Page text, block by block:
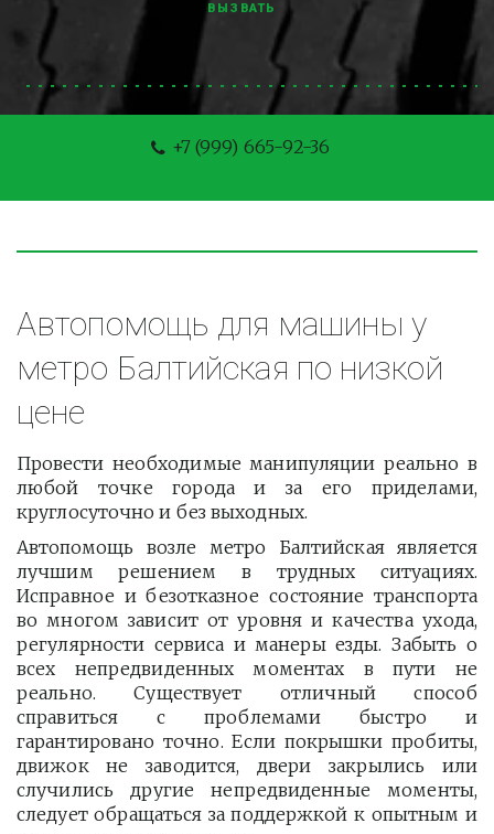
ВЫЗВАТЬ
+7 (999) 665-92-36
Автопомощь для машины у
метро Балтийская по низкой
цене
Провести необходимые манипуляции реально в
любой точке города и за его приделами,
круглосуточно и без выходных.
Автопомощь возле метро Балтийская является
лучшим решением в трудных ситуациях.
Исправное и безотказное состояние транспорта
во многом зависит от уровня и качества ухода,
регулярности сервиса и манеры езды. Забыть о
всех непредвиденных моментах в пути не
реально. Существует отличный способ
справиться с проблемами быстро и
гарантировано точно. Если покрышки пробиты,
движок не заводится, двери закрылись или
случились другие непредвиденные моменты,
следует обращаться за поддержкой к опытным и